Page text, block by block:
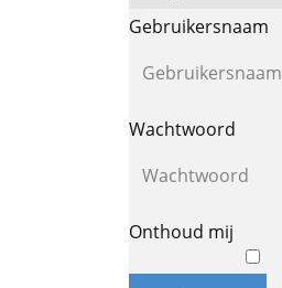
Gebruikersnaam
Wachtwoord
Onthoud mij